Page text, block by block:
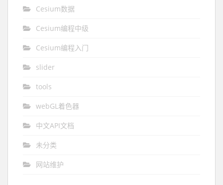
Cesium数据
Cesium编程中级
Cesium编程入门
slider
tools
webGL着色器
中文API文档
未分类
网站维护